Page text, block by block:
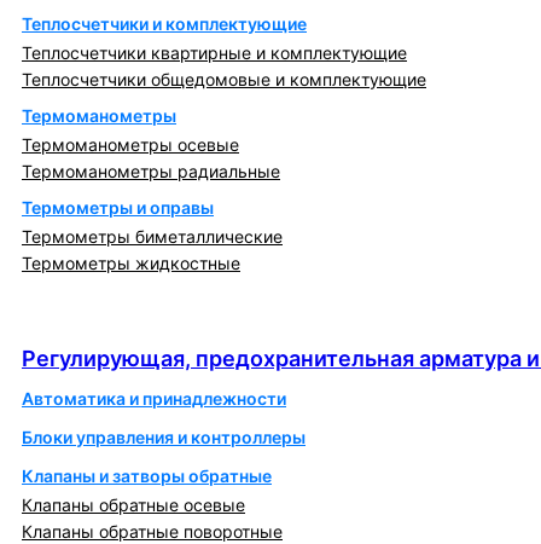
Теплосчетчики и комплектующие
Теплосчетчики квартирные и комплектующие
Теплосчетчики общедомовые и комплектующие
Термоманометры
Термоманометры осевые
Термоманометры радиальные
Термометры и оправы
Термометры биметаллические
Термометры жидкостные
Регулирующая, предохранительная арматура
Автоматика и принадлежности
Блоки управления и контроллеры
Клапаны и затворы обратные
Клапаны обратные осевые
Клапаны обратные поворотные